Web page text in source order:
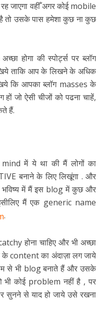
जाएगा वहीँ अगर कोई mobile
तो उसके पास हमेशा कुछ ना कुछ
होगा की स्पोर्ट्स पर ब्लॉग
ताकि आप के लिखने के अधिक
कि आपका ब्लॉग masses के
जो ऐसी चीजों को पढना चाहें,
हैं.
में ये था की मैं लोगों का
बनाने के लिए लिखूंगा . और
भविष्य में मैं इस blog में कुछ और
मैं एक generic name
.
होना चाहिए और भी अच्छा
के content का अंदाज़ा लग जाये
से भी blog बनाते हैं और उसके
कोई problem नहीं है , पर
सुनने से याद हो जाये उसे रखना